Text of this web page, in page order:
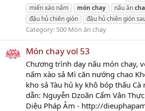
miến xào nấm
món chay nấu ăn
đậu hủ chiên giòn
đậu hủ chiên giòn
Category: 500 Món ăn chay
Món chay vol 53
Chương trình dạy nấu món chay,
nấm xào sả Mì căn nướng chao
kho sả Tàu hủ ky khô bóp thấu Cà
dẫn: Nguyễn Dzoãn Cẩm Vân
Diệu Pháp Âm - http://